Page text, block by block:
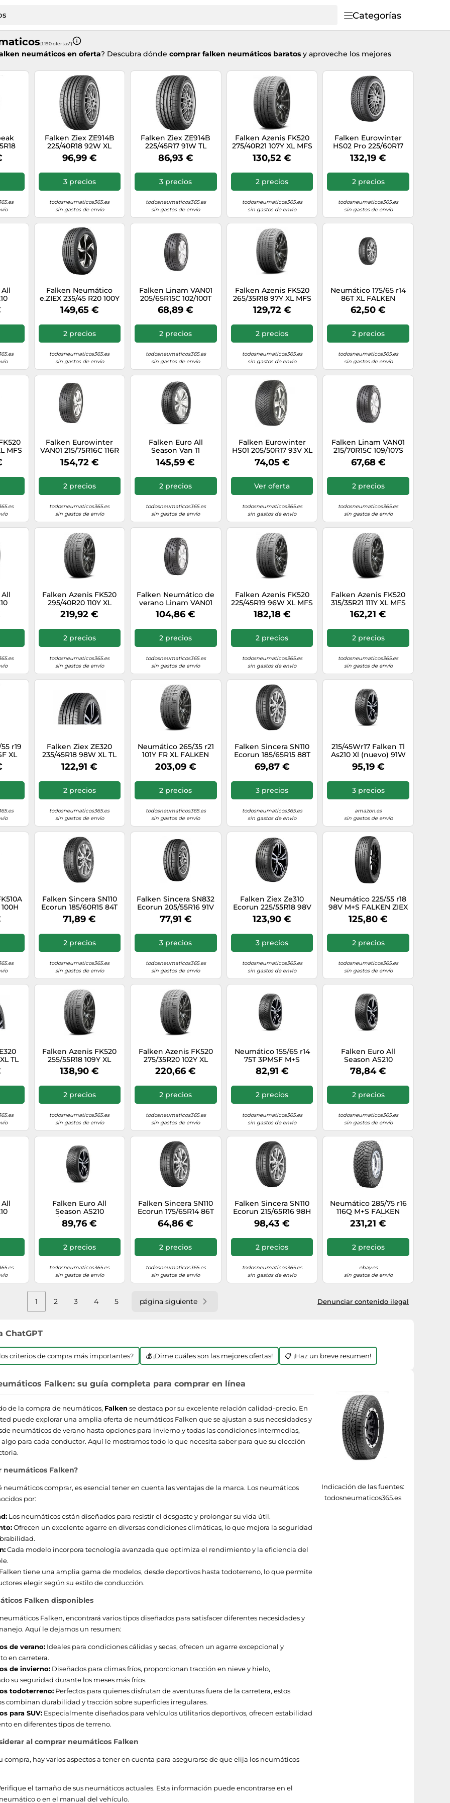
Categorías
(1.190 ofertas*)
neumáticos en oferta? Descubra dónde comprar falken neumáticos baratos y aproveche los mejores
Falken Ziex ZE914B
225/40R18 92W XL
96,99 €
3 precios
todosneumaticos365.es
sin gastos de envío
Falken Ziex ZE914B
225/45R17 91W TL
86,93 €
3 precios
todosneumaticos365.es
sin gastos de envío
Falken Azenis FK520
275/40R21 107Y XL MFS
BSW
130,52 €
2 precios
todosneumaticos365.es
sin gastos de envío
Falken Eurowinter
HS02 Pro 225/60R17
99H M+S 3PMSF TL R0
132,19 €
2 precios
todosneumaticos365.es
sin gastos de envío
Falken Neumático
e.ZIEX 235/45 R20 100Y
FR R0 XL Verano
Nuevo
149,65 €
2 precios
todosneumaticos365.es
sin gastos de envío
Falken Linam VAN01
205/65R15C 102/100T
68,89 €
2 precios
todosneumaticos365.es
sin gastos de envío
Falken Azenis FK520
265/35R18 97Y XL MFS
BSW
129,72 €
2 precios
todosneumaticos365.es
sin gastos de envío
Neumático 175/65 r14
86T XL FALKEN
SINCERA SN110 verano
nuevo
62,50 €
2 precios
todosneumaticos365.es
sin gastos de envío
MFS
Falken Eurowinter
VAN01 215/75R16C 116R
3PMSF
154,72 €
2 precios
todosneumaticos365.es
sin gastos de envío
Falken Euro All
Season Van 11
235/60R17 117/115S
3PMSF M+S
145,59 €
2 precios
todosneumaticos365.es
sin gastos de envío
Falken Eurowinter
HS01 205/50R17 93V XL
MFS 3PMSF DOT22
74,05 €
Ver oferta
todosneumaticos365.es
sin gastos de envío
Falken Linam VAN01
215/70R15C 109/107S
67,68 €
2 precios
todosneumaticos365.es
sin gastos de envío
Falken Azenis FK520
295/40R20 110Y XL
219,92 €
2 precios
todosneumaticos365.es
sin gastos de envío
Falken Neumático de
verano Linam VAN01
225/75R16C 121/119R
104,86 €
2 precios
todosneumaticos365.es
sin gastos de envío
Falken Azenis FK520
225/45R19 96W XL MFS
182,18 €
2 precios
todosneumaticos365.es
sin gastos de envío
Falken Azenis FK520
315/35R21 111Y XL MFS
BSW
162,21 €
2 precios
todosneumaticos365.es
sin gastos de envío
r19
XL
las
Falken Ziex ZE320
235/45R18 98W XL TL
122,91 €
2 precios
todosneumaticos365.es
sin gastos de envío
Neumático 265/35 r21
101Y FR XL FALKEN
AZENIS FK520 verano
nuevo
203,09 €
2 precios
todosneumaticos365.es
sin gastos de envío
Falken Sincera SN110
Ecorun 185/65R15 88T
DOT23
69,87 €
3 precios
todosneumaticos365.es
sin gastos de envío
215/45Wr17 Falken Tl
As210 Xl (nuevo) 91W
95,19 €
3 precios
amazon.es
sin gastos de envío
Falken Sincera SN110
Ecorun 185/60R15 84T
BSW
71,89 €
2 precios
todosneumaticos365.es
sin gastos de envío
Falken Sincera SN832
Ecorun 205/55R16 91V
MFS
77,91 €
3 precios
todosneumaticos365.es
sin gastos de envío
Falken Ziex Ze310
Ecorun 225/55R18 98V
MFS
123,90 €
3 precios
todosneumaticos365.es
sin gastos de envío
Neumático 225/55 r18
98V M+S FALKEN ZIEX
ZE001A A/S verano
nuevo
125,80 €
2 precios
todosneumaticos365.es
sin gastos de envío
TL
Falken Azenis FK520
255/55R18 109Y XL
BSW
138,90 €
2 precios
todosneumaticos365.es
sin gastos de envío
Falken Azenis FK520
275/35R20 102Y XL
220,66 €
2 precios
todosneumaticos365.es
sin gastos de envío
Neumático 155/65 r14
75T 3PMSF M+S
FALKEN EUROALL
SEASON AS210 todas
82,91 €
2 precios
todosneumaticos365.es
sin gastos de envío
Falken Euro All
Season AS210
165/70R14 81T BSW
M+S 3PMSF
78,84 €
2 precios
todosneumaticos365.es
sin gastos de envío
Falken Euro All
Season AS210
185/60R15 84T BSW
M+S 3PMSF
89,76 €
2 precios
todosneumaticos365.es
sin gastos de envío
Falken Sincera SN110
Ecorun 175/65R14 86T
XL TL
64,86 €
2 precios
todosneumaticos365.es
sin gastos de envío
Falken Sincera SN110
Ecorun 215/65R16 98H
TL
98,43 €
2 precios
todosneumaticos365.es
sin gastos de envío
Neumático 285/75 r16
116Q M+S FALKEN
WILDPEAK M/T MT01
verano nuevo
231,21 €
2 precios
ebay.es
sin gastos de envío
Denunciar contenido ilegal
1 2 3 4 5 página siguiente
ChatGPT
criterios de compra más importantes? 💰 ¡Dime cuáles son las mejores ofertas! 📋 ¡Haz un breve resumen!
Indicación de las fuentes:
todosneumaticos365.es
Falken: su guía completa para comprar en línea
de la compra de neumáticos, Falkense destaca por su excelente relación calidad-precio. En
puede explorar una amplia oferta de neumáticos Falken que se ajustan a sus necesidades y
neumáticos de verano hasta opciones para invierno y todas las condiciones intermedias,
para cada conductor. Aquí le mostramos todo lo que necesita saber para que su elección
neumáticos Falken?
neumáticos comprar, es esencial tener en cuenta las ventajas de la marca. Los neumáticos
por:
Los neumáticos están diseñados para resistir el desgaste y prolongar su vida útil.
Ofrecen un excelente agarre en diversas condiciones climáticas, lo que mejora la seguridad
Cada modelo incorpora tecnología avanzada que optimiza el rendimiento y la eficiencia del
Falken tiene una amplia gama de modelos, desde deportivos hasta todoterreno, lo que permite
elegir según su estilo de conducción.
Falken disponibles
Falken, encontrará varios tipos diseñados para satisfacer diferentes necesidades y
Aquí le dejamos un resumen:
de verano: Ideales para condiciones cálidas y secas, ofrecen un agarre excepcional y
en carretera.
de invierno: Diseñados para climas fríos, proporcionan tracción en nieve y hielo,
su seguridad durante los meses más fríos.
todoterreno: Perfectos para quienes disfrutan de aventuras fuera de la carretera, estos
combinan durabilidad y tracción sobre superficies irregulares.
para SUV: Especialmente diseñados para vehículos utilitarios deportivos, ofrecen estabilidad
en diferentes tipos de terreno.
al comprar neumáticos Falken
compra, hay varios aspectos a tener en cuenta para asegurarse de que elija los neumáticos
el tamaño de sus neumáticos actuales. Esta información puede encontrarse en el
o en el manual del vehículo.